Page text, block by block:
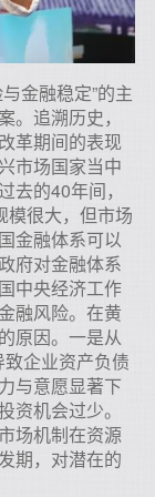
金融稳定”的主
。追溯历史，
革期间的表现
市场国家当中
去的40年间，
模很大，但市场
金融体系可以
府对金融体系
中央经济工作
融风险。在黄
原因。一是从
企业资产负债
与意愿显著下
资机会过少。
场机制在资源
期，对潜在的